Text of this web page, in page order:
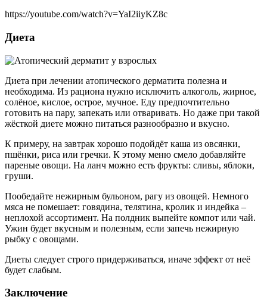
https://youtube.com/watch?v=YaI2iiyKZ8c
Диета
Диета при лечении атопического дерматита полезна и
необходима. Из рациона нужно исключить алкоголь, жирное,
солёное, кислое, острое, мучное. Еду предпочтительно
готовить на пару, запекать или отваривать. Но даже при такой
жёсткой диете можно питаться разнообразно и вкусно.
К примеру, на завтрак хорошо подойдёт каша из овсянки,
пшёнки, риса или гречки. К этому меню смело добавляйте
пареные овощи. На ланч можно есть фрукты: сливы, яблоки,
груши.
Пообедайте нежирным бульоном, рагу из овощей. Немного
мяса не помешает: говядина, телятина, кролик и индейка –
неплохой ассортимент. На полдник выпейте компот или чай.
Ужин будет вкусным и полезным, если запечь нежирную
рыбку с овощами.
Диеты следует строго придерживаться, иначе эффект от неё
будет слабым.
Заключение